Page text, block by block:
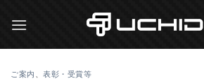
ご案内 、表彰・受賞等